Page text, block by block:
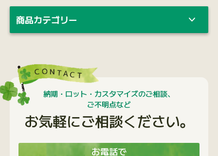
商品カテゴリー
納期・ロット・カスタマイズのご相談、
ご不明点など
お気軽にご相談ください。
お電話で